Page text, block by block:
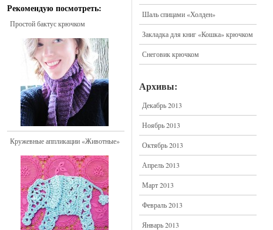
Рекомендую посмотреть:
Простой бактус крючком
Кружевные аппликации «Животные»
Шаль спицами «Холден»
Закладка для книг «Кошка» крючком
Снеговик крючком
Архивы:
Декабрь 2013
Ноябрь 2013
Октябрь 2013
Апрель 2013
Март 2013
Февраль 2013
Январь 2013